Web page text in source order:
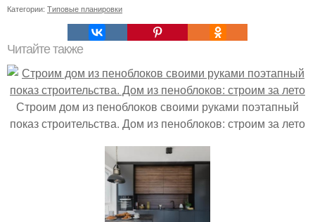
Категории: Типовые планировки
Читайте также
Строим дом из пеноблоков своими руками поэтапный
показ строительства. Дом из пеноблоков: строим за лето